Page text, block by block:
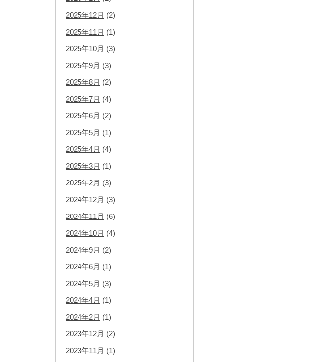
2025年12月 (2)
2025年11月 (1)
2025年10月 (3)
2025年9月 (3)
2025年8月 (2)
2025年7月 (4)
2025年6月 (2)
2025年5月 (1)
2025年4月 (4)
2025年3月 (1)
2025年2月 (3)
2024年12月 (3)
2024年11月 (6)
2024年10月 (4)
2024年9月 (2)
2024年6月 (1)
2024年5月 (3)
2024年4月 (1)
2024年2月 (1)
2023年12月 (2)
2023年11月 (1)